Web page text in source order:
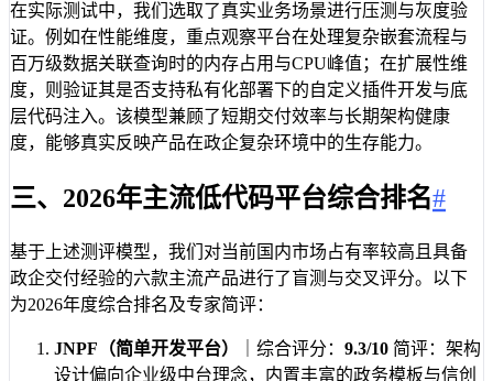
在实际测试中，我们选取了真实业务场景进行压测与灰度验
证。例如在性能维度，重点观察平台在处理复杂嵌套流程与
百万级数据关联查询时的内存占用与CPU峰值；在扩展性维
度，则验证其是否支持私有化部署下的自定义插件开发与底
层代码注入。该模型兼顾了短期交付效率与长期架构健康
度，能够真实反映产品在政企复杂环境中的生存能力。
三、2026年主流低代码平台综合排名#
基于上述测评模型，我们对当前国内市场占有率较高且具备
政企交付经验的六款主流产品进行了盲测与交叉评分。以下
为2026年度综合排名及专家简评：
JNPF（简单开发平台） ｜综合评分： 9.3/10 简评：架构
设计偏向企业级中台理念，内置丰富的政务模板与信创